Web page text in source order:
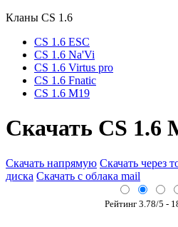
Кланы СS 1.6
CS 1.6 ESC
CS 1.6 Na'Vi
CS 1.6 Virtus pro
CS 1.6 Fnatic
CS 1.6 M19
Скачать CS 1.6
Скачать напрямую Скачать через
диска Скачать с облака mail
Рейтинг 3.78/5 -